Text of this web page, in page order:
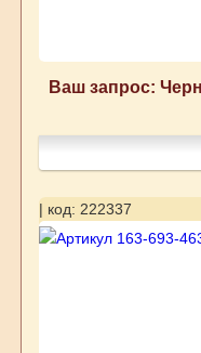
Ваш запрос:
| код: 222337